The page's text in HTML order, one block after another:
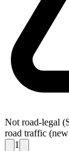
Not road-legal
road traffic
1